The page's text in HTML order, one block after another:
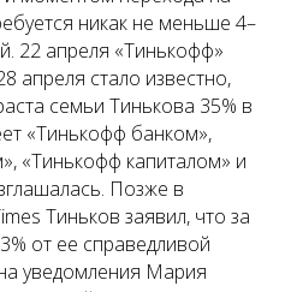
никак не меньше 4–
22 апреля «Тинькофф»
апреля стало известно,
семьи Тинькова 35% в
«Тинькофф банком»,
«Тинькофф капиталом» и
Позже в
Тиньков заявил, что за
от ее справедливой
уведомления Мария